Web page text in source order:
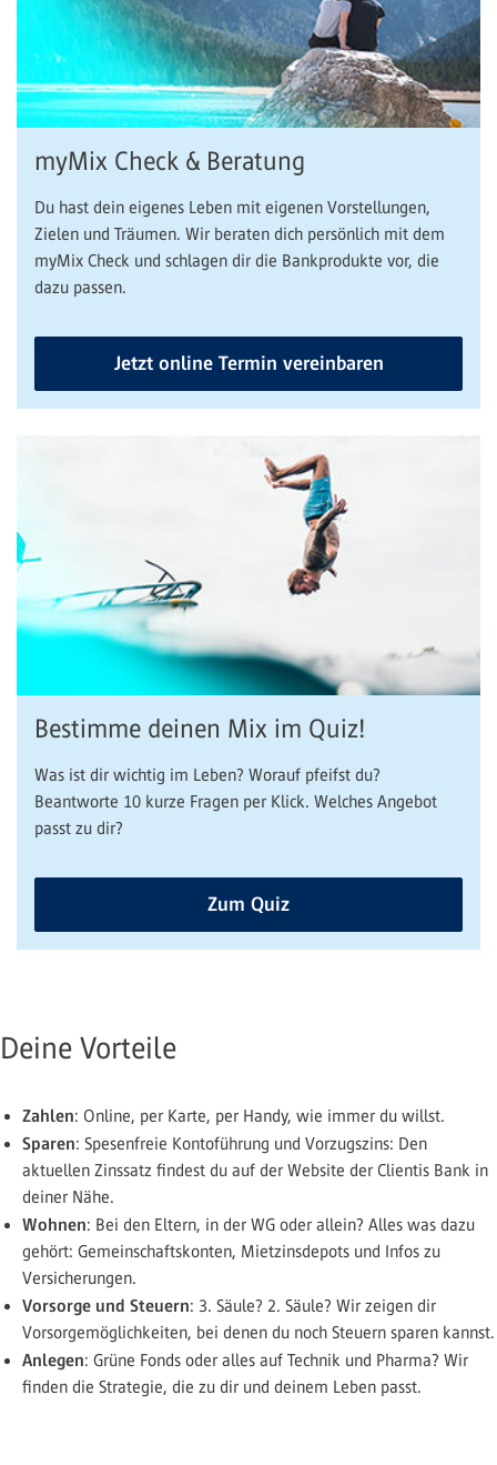
myMix Check & Beratung
Du hast dein eigenes Leben mit eigenen Vorstellungen,
Zielen und Träumen. Wir beraten dich persönlich mit dem
myMix Check und schlagen dir die Bankprodukte vor, die
dazu passen.
Jetzt online Termin vereinbaren
Bestimme deinen Mix im Quiz!
Was ist dir wichtig im Leben? Worauf pfeifst du?
Beantworte 10 kurze Fragen per Klick. Welches Angebot
passt zu dir?
Zum Quiz
Deine Vorteile
Zahlen: Online, per Karte, per Handy, wie immer du willst.
Sparen: Spesenfreie Kontoführung und Vorzugszins: Den
aktuellen Zinssatz findest du auf der Website der Clientis Bank in
deiner Nähe.
Wohnen: Bei den Eltern, in der WG oder allein? Alles was dazu
gehört: Gemeinschaftskonten, Mietzinsdepots und Infos zu
Versicherungen.
Vorsorge und Steuern: 3. Säule? 2. Säule? Wir zeigen dir
Vorsorgemöglichkeiten, bei denen du noch Steuern sparen kannst.
Anlegen: Grüne Fonds oder alles auf Technik und Pharma? Wir
ﬁnden die Strategie, die zu dir und deinem Leben passt.